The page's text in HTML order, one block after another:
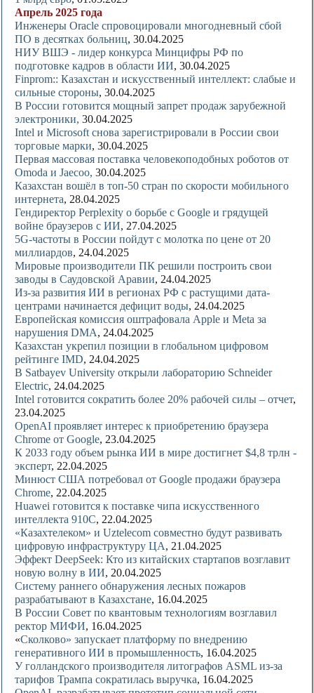
Апрель 2025 года
Инженеры Oracle спровоцировали многодневный сбой
ПО в десятках больниц, 30.04.2025
НИУ ВШЭ - лидер конкурсa Минцифры РФ по
подготовке кадров в области ИИ, 30.04.2025
Finprom:: Казахстан и искусственный интеллект: слабые и
сильные стороны, 30.04.2025
В России готовится мощный запрет продаж зарубежной
электроники, 30.04.2025
Intel и Microsoft снова зарегистрировали в России свои
торговые марки, 30.04.2025
Первая массовая поставка человекоподобных роботов от
Omoda и Jaecoo, 30.04.2025
Казахстан вошёл в топ-50 стран по скорости мобильного
интернета, 28.04.2025
Гендиректор Perplexity о борьбе с Google и грядущей
войне браузеров с ИИ, 27.04.2025
5G-частоты в России пойдут с молотка по цене от 20
миллиардов, 24.04.2025
Мировые производители ПК решили построить свои
заводы в Саудовской Аравии, 24.04.2025
Из-за развития ИИ в регионах РФ с растущими дата-
центрами начинается дефицит воды, 24.04.2025
Европейская комиссия оштрафовала Apple и Meta за
нарушения DMA, 24.04.2025
Казахстан укрепил позиции в глобальном цифровом
рейтинге IMD, 24.04.2025
В Satbayev University открыли лабораторию Schneider
Electric, 24.04.2025
Intel готовится сократить более 20% рабочей силы – отчет,
23.04.2025
OpenAI проявляет интерес к приобретению браузера
Chrome от Google, 23.04.2025
К 2033 году объем рынка ИИ в мире достигнет $4,8 трлн -
эксперт, 22.04.2025
Минюст США потребовал от Google продажи браузера
Chrome, 22.04.2025
Huawei готовится к поставке чипа искусственного
интеллекта 910C, 22.04.2025
«Казахтелеком» и Uztelecom совместно будут развивать
цифровую инфраструктуру ЦА, 21.04.2025
Эффект DeepSeek: Кто из китайских стартапов возглавит
новую волну в ИИ, 20.04.2025
Систему раннего обнаружения лесных пожаров
разрабатывают в Казахстане, 16.04.2025
В России Совет по квантовым технологиям возглавил
ректор МИФИ, 16.04.2025
«Сколково» запускает платформу по внедрению
генеративного ИИ в промышленность, 16.04.2025
У голландского производителя литографов ASML из-за
тарифов Трампа сократилась выручка, 16.04.2025